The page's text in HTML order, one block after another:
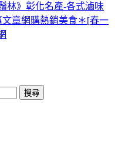
林》彰化名產-各式滷味
文章網購熱銷美食＊[春一